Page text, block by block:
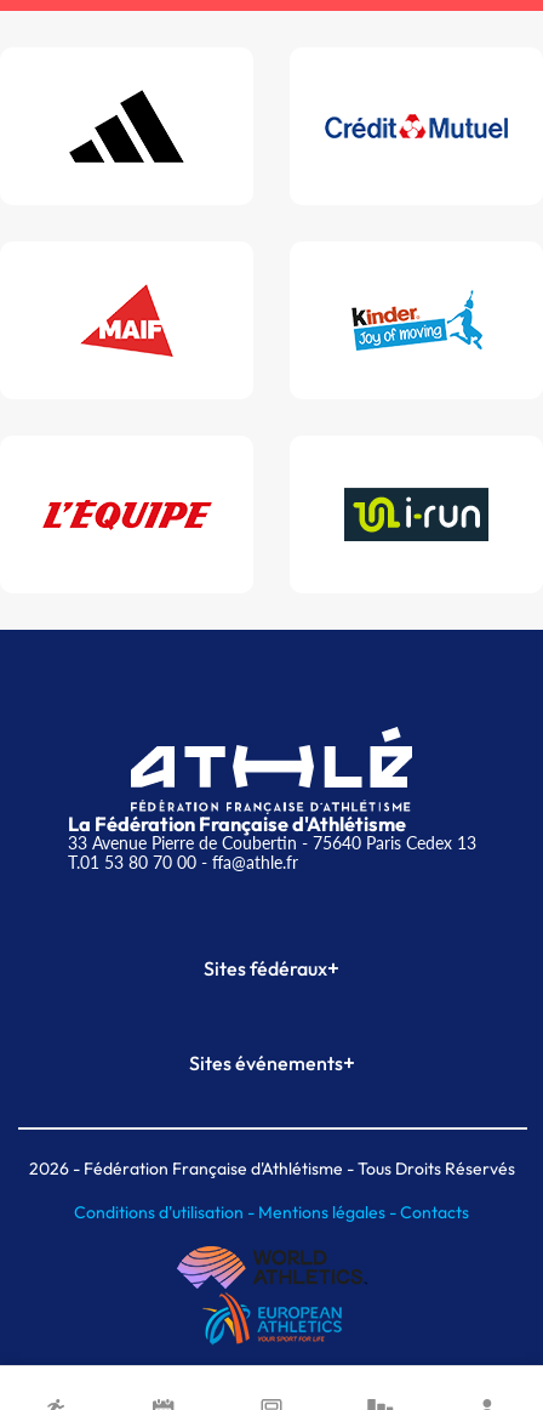
La Fédération Française d'Athlétisme
33 Avenue Pierre de Coubertin - 75640 Paris Cedex 13
T.01 53 80 70 00- ffa@athle.fr
Sites fédéraux+
Plateforme Formation
Sites événements+
Meeting de Paris indoor
MAIF Ekiden de Paris
2026- Fédération Française d'Athlétisme - Tous Droits Réservés
Conditions d'utilisation - Mentions légales -Contacts